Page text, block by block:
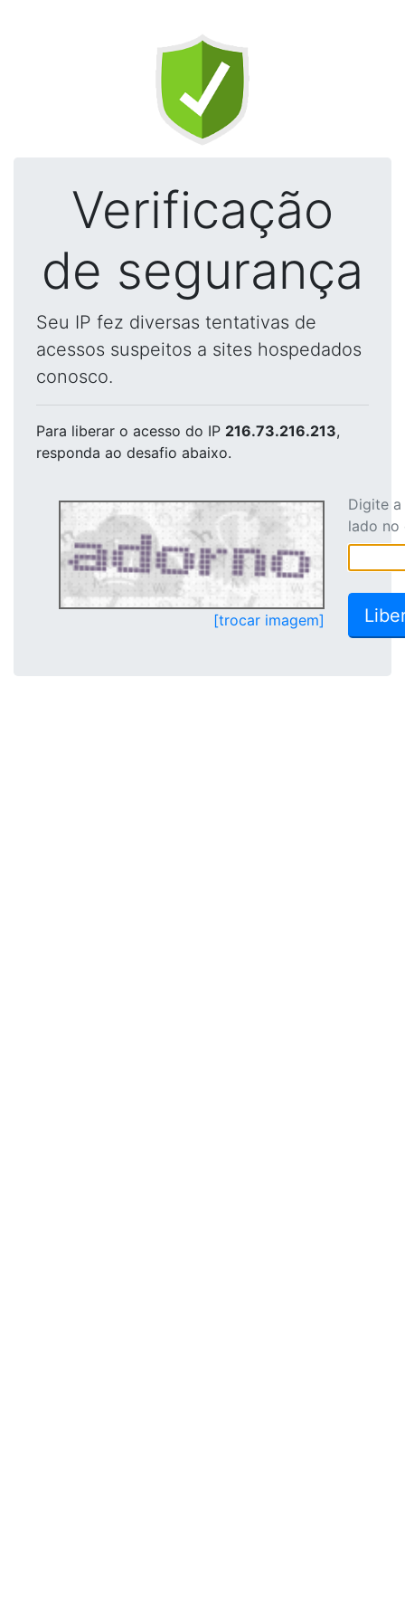
Verificação
de segurança
Seu IP fez diversas tentativas de
acessos suspeitos a sites hospedados
conosco.
Para liberar o acesso do IP 216.73.216.213,
responda ao desafio abaixo.
[trocar imagem]
Digite
lado no